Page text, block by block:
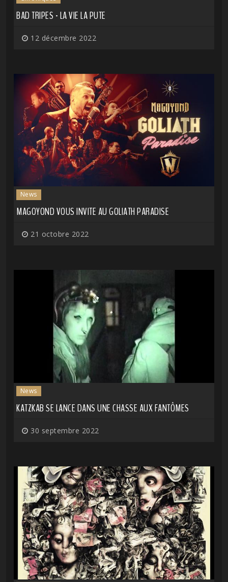
BAD TRIPES - LA VIE LA PUTE
12 décembre 2022
News
MAGOYOND VOUS INVITE AU GOLIATH PARADISE
21 octobre 2022
News
KATZKAB SE LANCE DANS UNE CHASSE AUX FANTÔMES
30 septembre 2022